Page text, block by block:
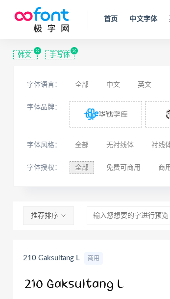
首页 中文字体
韩文 手写体
字体语言： 全部 中文 英文
西里尔文 亚美尼亚文
字体品牌：
字体风格： 全部 无衬线体 衬线
字体授权： 全部 免费可商用 商
推荐排序
210 Gaksultang L 商用